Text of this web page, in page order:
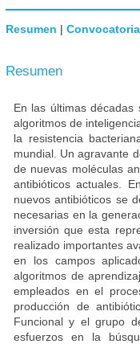
Resumen | Convocatoria
Resumen
En las últimas
algoritmos de
la resistencia
mundial. Un agravante
de nuevas moléculas
antibióticos actuales.
nuevos antibióticos se
necesarias en la
inversión que esta
realizado importantes
en los campos
algoritmos de
empleados en el
producción de
Funcional y el grupo
esfuerzos en la